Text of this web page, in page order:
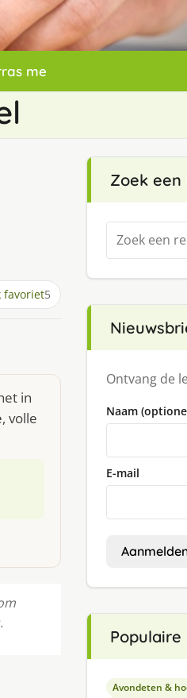
me
favoriet5
in
volle
Zoek een
Zoeken
naar:
Ontvang de
Naam
E-mail
Avondeten &